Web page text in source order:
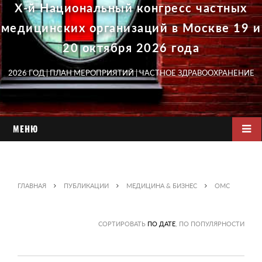
X-й Национальный конгресс частных
медицинских организаций в Москве 19 и
20 октября 2026 года
2026 ГОД | ПЛАН МЕРОПРИЯТИЙ | ЧАСТНОЕ ЗДРАВООХРАНЕНИЕ
МЕНЮ
ГЛАВНАЯ ПУБЛИКАЦИИ МЕДИЦИНА & БИЗНЕС ОМС
СОРТИРОВАТЬ ПО ДАТЕ , ПО ПОПУЛЯРНОСТИ